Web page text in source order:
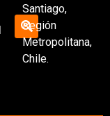
Santiago,
Región
Metropolitana,
Chile.